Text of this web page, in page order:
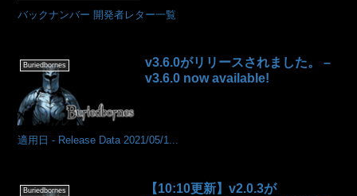
バックナンバー 開発者レター一覧
Buriedbornes
v3.6.0がリリースされました。 –
v3.6.0 now available!
適用日 - Release Data 2021/05/1...
Buriedbornes
【10:10更新】v2.0.3が